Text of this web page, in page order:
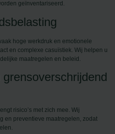
geïnventariseerd.
hoge werkdruk en emotionele
en complexe casuïstiek. Wij helpen u
maatregelen en beleid.
risico’s met zich mee. Wij
en preventieve maatregelen, zodat